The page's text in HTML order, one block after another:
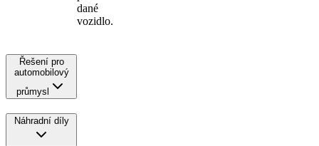
dané
vozidlo.
Řešení pro
automobilový
průmysl
Náhradní díly